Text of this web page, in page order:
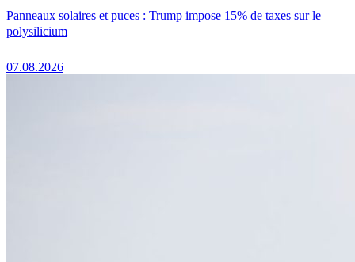
Panneaux solaires et puces : Trump impose 15% de taxes sur le
polysilicium
07.08.2026